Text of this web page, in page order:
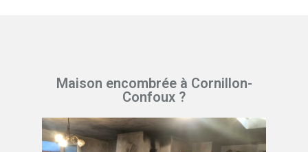
Maison encombrée à Cornillon-
Confoux ?